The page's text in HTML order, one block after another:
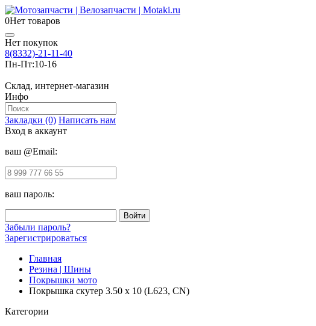
0Нет товаров
Нет покупок
8(8332)-21-11-40
Пн-Пт:10-16
Склад, интернет-магазин
Инфо
Закладки (0) Написать нам
Вход в аккаунт
ваш @Email:
ваш пароль:
Забыли пароль?
Зарегистрироваться
Главная
Резина | Шины
Покрышки мото
Покрышка скутер 3.50 x 10 (L623, CN)
Категории